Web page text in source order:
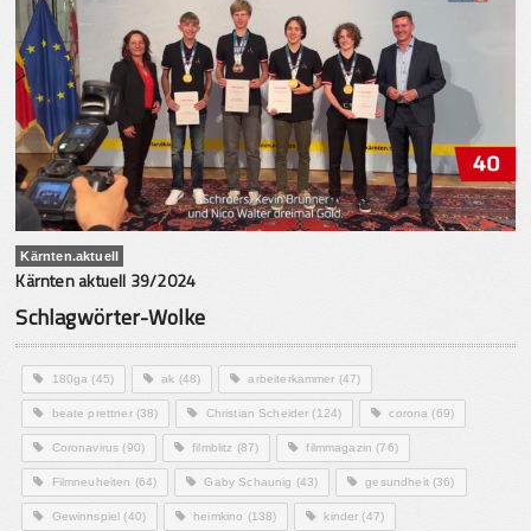
Kärnten.aktuell
Kärnten aktuell 39/2024
Schlagwörter-Wolke
180ga (45) ak (48) arbeiterkammer (47)
beate prettner(38) Christian Scheider (124) corona (69)
Coronavirus (90) filmblitz (87) filmmagazin (76)
Filmneuheiten (64) Gaby Schaunig (43) gesundheit(36)
Gewinnspiel (40) heimkino (138) kinder (47)